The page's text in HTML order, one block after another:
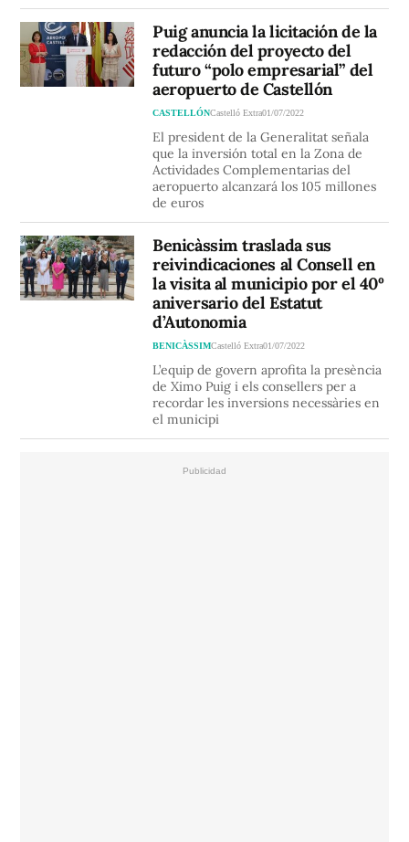
Puig anuncia la licitación de la
redacción del proyecto del
futuro “polo empresarial” del
aeropuerto de Castellón
CASTELLÓNCastelló Extra01/07/2022
El president de la Generalitat señala
que la inversión total en la Zona de
Actividades Complementarias del
aeropuerto alcanzará los 105 millones
de euros
Benicàssim traslada sus
reivindicaciones al Consell en
la visita al municipio por el 40º
aniversario del Estatut
d’Autonomia
BENICÀSSIMCastelló Extra01/07/2022
L’equip de govern aprofita la presència
de Ximo Puig i els consellers per a
recordar les inversions necessàries en
el municipi